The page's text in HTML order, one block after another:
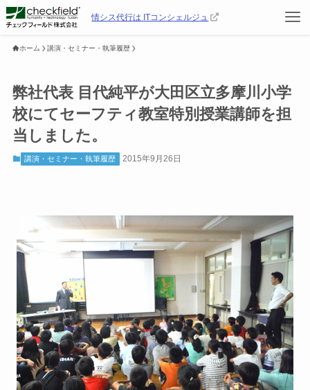
情シス代行は ITコンシェルジュ
ホーム 講演・セミナー・執筆履歴
弊社代表 目代純平が大田区立多摩川小学
校にてセーフティ教室特別授業講師を担
当しました。
講演・セミナー・執筆履歴 2015年9月26日